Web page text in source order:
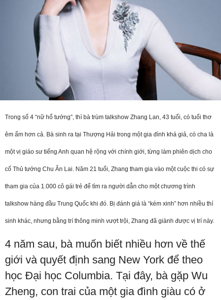
Trong số 4 “nữ hổ tướng”, thì bà trùm talkshow Zhang Lan, 43 tuổi, có tuổi thơ
êm ấm hơn cả. Bà sinh ra tại Thượng Hải trong một gia đình khá giả, có cha là
một vị giáo sư tiếng Anh quan hệ rộng với chính giới, từng làm phiên dịch cho
cố Thủ tướng Chu Ân Lai. Năm 21 tuổi, Zhang tham gia vào một cuộc thi có sự
tham gia của 1.000 cô gái trẻ để tìm ra người dẫn cho một chương trình
talkshow hàng đầu Trung Quốc khi đó. Bị đánh giá là “kém xinh” hơn nhiều thí
sinh khác, nhưng bằng trí thông minh vượt trội, Zhang đã giành được vị trí này.
4 năm sau, bà muốn biết nhiều hơn về thế
giới và quyết định sang New York để theo
học Đại học Columbia. Tại đây, bà gặp Wu
Zheng, con trai của một gia đình giàu có ở